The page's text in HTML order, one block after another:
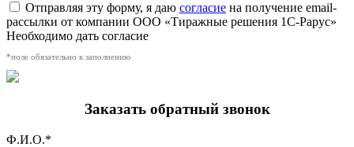
Отправляя эту форму, я даю согласие на получение email-
рассылки от компании ООО «Тиражные решения 1С-Рарус»
Необходимо дать согласие
*поле обязательно к заполнению
Заказать обратный звонок
Ф.И.О.*